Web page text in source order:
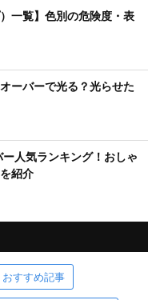
一覧】色別の危険度・表
ーバーで光る？光らせた
ー人気ランキング！おしゃ
紹介
おすすめ記事